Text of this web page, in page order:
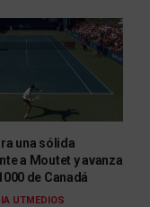
una sólida
a Moutet y avanza
de Canadá
UTMEDIOS